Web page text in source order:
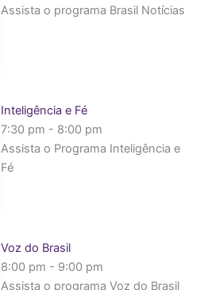
Assista o programa Brasil Notícias
Inteligência e Fé
7:30 pm - 8:00 pm
Assista o Programa Inteligência e
Fé
Voz do Brasil
8:00 pm - 9:00 pm
Assista o programa Voz do Brasil